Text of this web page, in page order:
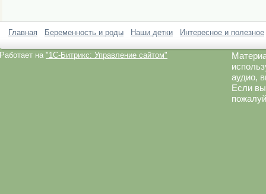
Главная Беременность и роды Наши детки Интересное и полезное
Работает на "1C-Битрикс: Управление сайтом"
аудио,
Если вы